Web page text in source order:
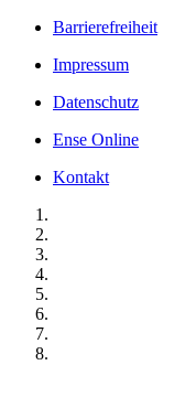
Barrierefreiheit
Impressum
Datenschutz
Ense Online
Kontakt